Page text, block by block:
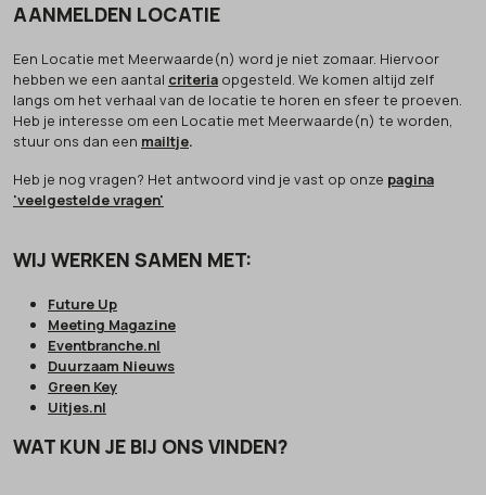
AANMELDEN LOCATIE
Een Locatie met Meerwaarde(n) word je niet zomaar. Hiervoor
hebben we een aantal criteria opgesteld. We komen altijd zelf
langs om het verhaal van de locatie te horen en sfeer te proeven.
Heb je interesse om een Locatie met Meerwaarde(n) te worden,
stuur ons dan een mailtje.
Heb je nog vragen? Het antwoord vind je vast op onze pagina
'veelgestelde vragen'
WIJ WERKEN SAMEN MET:
Future Up
Meeting Magazine
Eventbranche.nl
Duurzaam Nieuws
Green Key
Uitjes.nl
WAT KUN JE BIJ ONS VINDEN?